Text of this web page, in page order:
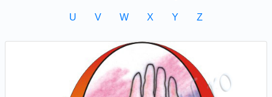
U V W X Y Z